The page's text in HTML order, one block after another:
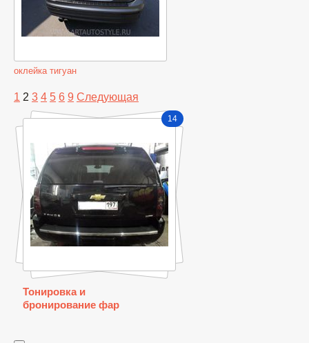
оклейка тигуан
1 2 3 4 5 6 9 Следующая
14
Тонировка и
бронирование фар